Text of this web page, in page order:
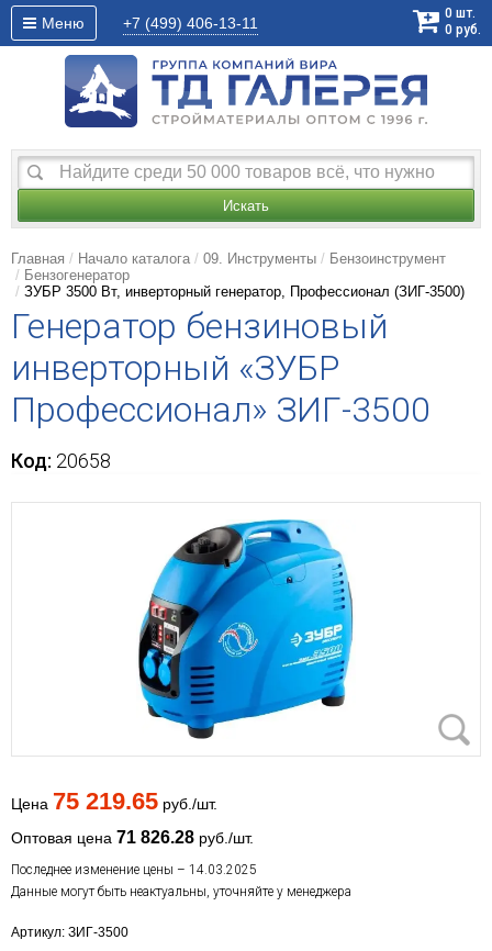
Меню +7 (499) 406-13-11
0 шт.
0 руб.
Искать
Главная Начало каталога 09. Инструменты
Бензоинструмент
Бензогенератор
ЗУБР 3500 Вт, инверторный генератор, Профессионал (ЗИГ-3500)
Генератор бензиновый
инверторный «ЗУБР
Профессионал» ЗИГ-3500
Код: 20658
Цена 75 219.65 руб./шт.
Оптовая цена 71 826.28 руб./шт.
Последнее изменение цены – 14.03.2025
Данные могут быть неактуальны, уточняйте у менеджера
Артикул: ЗИГ-3500